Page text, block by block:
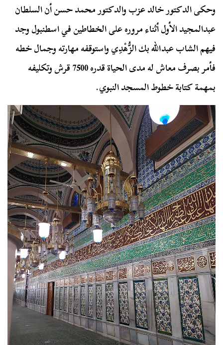
وحكى الدكتور خالد عزب والدكتور محمد حسن أن السلطان
عبدالمجيد الأول أثناء مروره على الخطاطين في اسطنبول وجد
فيهم الشاب عبدالله بك الزُّهْدِي واستوقفه مهارته وجمال خطه
فأمر بصرف معاش له مدى الحياة قدره 7500 قرش وتكليفه
بمهمة كتابة خطوط المسجد النبوي.